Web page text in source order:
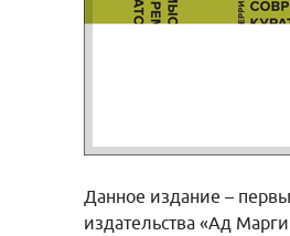
Данное издание –
издательства «Ад